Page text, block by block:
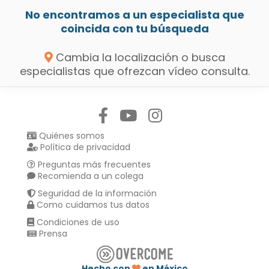
No encontramos a un especialista que
coincida con tu búsqueda
Cambia la localización o busca
especialistas que ofrezcan vídeo consulta.
Quiénes somos
Política de privacidad
Preguntas más frecuentes
Recomienda a un colega
Seguridad de la información
Como cuidamos tus datos
Condiciones de uso
Prensa